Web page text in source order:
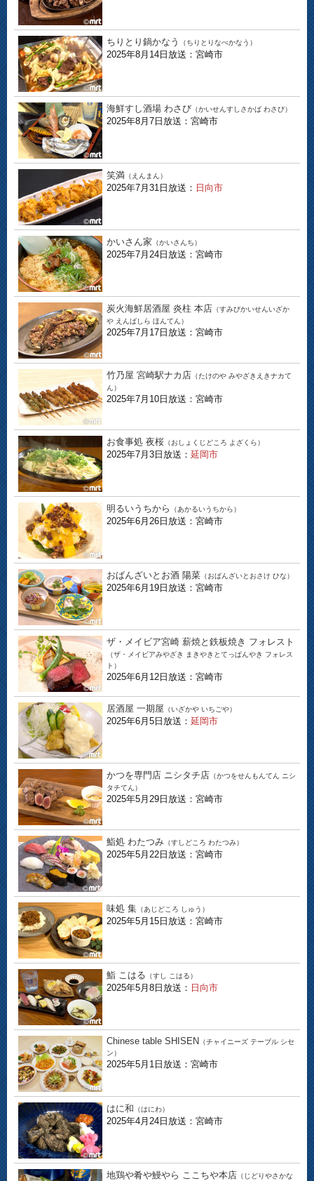
ちりとり鍋かなう （ちりとりなべかなう）
2025年8月14日放送：宮崎市
海鮮すし酒場 わさび （かいせんすしさかば わさび）
2025年8月7日放送：宮崎市
笑満 （えんまん）
2025年7月31日放送： 日向市
かいさん家 （かいさんち）
2025年7月24日放送：宮崎市
炭火海鮮居酒屋 炎柱 本店 （すみびかいせんいざか
や えんばしら ほんてん）
2025年7月17日放送：宮崎市
竹乃屋 宮崎駅ナカ店 （たけのや みやざきえきナカて
ん）
2025年7月10日放送：宮崎市
お食事処 夜桜 （おしょくじどころ よざくら）
2025年7月3日放送： 延岡市
明るいうちから （あかるいうちから）
2025年6月26日放送：宮崎市
おばんざいとお酒 陽菜 （おばんざいとおさけ ひな）
2025年6月19日放送：宮崎市
ザ・メイビア宮崎 薪焼と鉄板焼き フォレスト
（ザ・メイビアみやざき まきやきとてっぱんやき フォレス
ト）
2025年6月12日放送：宮崎市
居酒屋 一期屋 （いざかや いちごや）
2025年6月5日放送： 延岡市
かつを専門店 ニシタチ店 （かつをせんもんてん ニシ
タチてん）
2025年5月29日放送：宮崎市
鮨処 わたつみ （すしどころ わたつみ）
2025年5月22日放送：宮崎市
味処 集 （あじどころ しゅう）
2025年5月15日放送：宮崎市
鮨 こはる （すし こはる）
2025年5月8日放送： 日向市
Chinese table SHISEN （チャイニーズ テーブル シセ
ン）
2025年5月1日放送：宮崎市
はに和 （はにわ）
2025年4月24日放送：宮崎市
地鶏や肴や鰻やら ここちや本店 （じどりやさかな